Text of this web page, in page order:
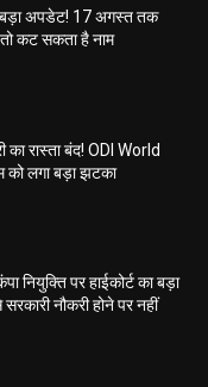
बड़ा अपडेट! 17 अगस्त तक
तो कट सकता है नाम
का रास्ता बंद! ODI World
लगा बड़ा झटका
नियुक्ति पर हाईकोर्ट का बड़ा
नौकरी होने पर नहीं